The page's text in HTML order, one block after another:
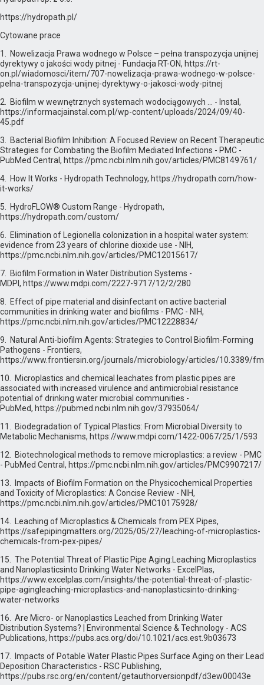
https://hydropath.pl/
Cytowane prace
1. Nowelizacja Prawa wodnego w Polsce – pełna transpozycja unijnej
dyrektywy o jakości wody pitnej - Fundacja RT-ON, https://rt-
on.pl/wiadomosci/item/707-nowelizacja-prawa-wodnego-w-polsce-
pelna-transpozycja-unijnej-dyrektywy-o-jakosci-wody-pitnej
2. Biofilm w wewnętrznych systemach wodociągowych ... - Instal,
https://informacjainstal.com.pl/wp-content/uploads/2024/09/40-
45.pdf
3. Bacterial Biofilm Inhibition: A Focused Review on Recent Therapeutic
Strategies for Combating the Biofilm Mediated Infections - PMC -
PubMed Central, https://pmc.ncbi.nlm.nih.gov/articles/PMC8149761/
4. How It Works - Hydropath Technology, https://hydropath.com/how-
it-works/
5. HydroFLOW® Custom Range - Hydropath,
https://hydropath.com/custom/
6. Elimination of Legionella colonization in a hospital water system:
evidence from 23 years of chlorine dioxide use - NIH,
https://pmc.ncbi.nlm.nih.gov/articles/PMC12015617/
7. Biofilm Formation in Water Distribution Systems -
MDPI, https://www.mdpi.com/2227-9717/12/2/280
8. Effect of pipe material and disinfectant on active bacterial
communities in drinking water and biofilms - PMC - NIH,
https://pmc.ncbi.nlm.nih.gov/articles/PMC12228834/
9. Natural Anti-biofilm Agents: Strategies to Control Biofilm-Forming
Pathogens - Frontiers,
https://www.frontiersin.org/journals/microbiology/articles/10.3389/
10. Microplastics and chemical leachates from plastic pipes are
associated with increased virulence and antimicrobial resistance
potential of drinking water microbial communities -
PubMed, https://pubmed.ncbi.nlm.nih.gov/37935064/
11. Biodegradation of Typical Plastics: From Microbial Diversity to
Metabolic Mechanisms, https://www.mdpi.com/1422-0067/25/1/593
12. Biotechnological methods to remove microplastics: a review - PMC
- PubMed Central, https://pmc.ncbi.nlm.nih.gov/articles/PMC9907217/
13. Impacts of Biofilm Formation on the Physicochemical Properties
and Toxicity of Microplastics: A Concise Review - NIH,
https://pmc.ncbi.nlm.nih.gov/articles/PMC10175928/
14. Leaching of Microplastics & Chemicals from PEX Pipes,
https://safepipingmatters.org/2025/05/27/leaching-of-microplastics-
chemicals-from-pex-pipes/
15. The Potential Threat of Plastic Pipe Aging:Leaching Microplastics
and Nanoplasticsinto Drinking Water Networks - ExcelPlas,
https://www.excelplas.com/insights/the-potential-threat-of-plastic-
pipe-agingleaching-microplastics-and-nanoplasticsinto-drinking-
water-networks
16. Are Micro- or Nanoplastics Leached from Drinking Water
Distribution Systems? | Environmental Science & Technology - ACS
Publications, https://pubs.acs.org/doi/10.1021/acs.est.9b03673
17. Impacts of Potable Water Plastic Pipes Surface Aging on their Lead
Deposition Characteristics - RSC Publishing,
https://pubs.rsc.org/en/content/getauthorversionpdf/d3ew00043e